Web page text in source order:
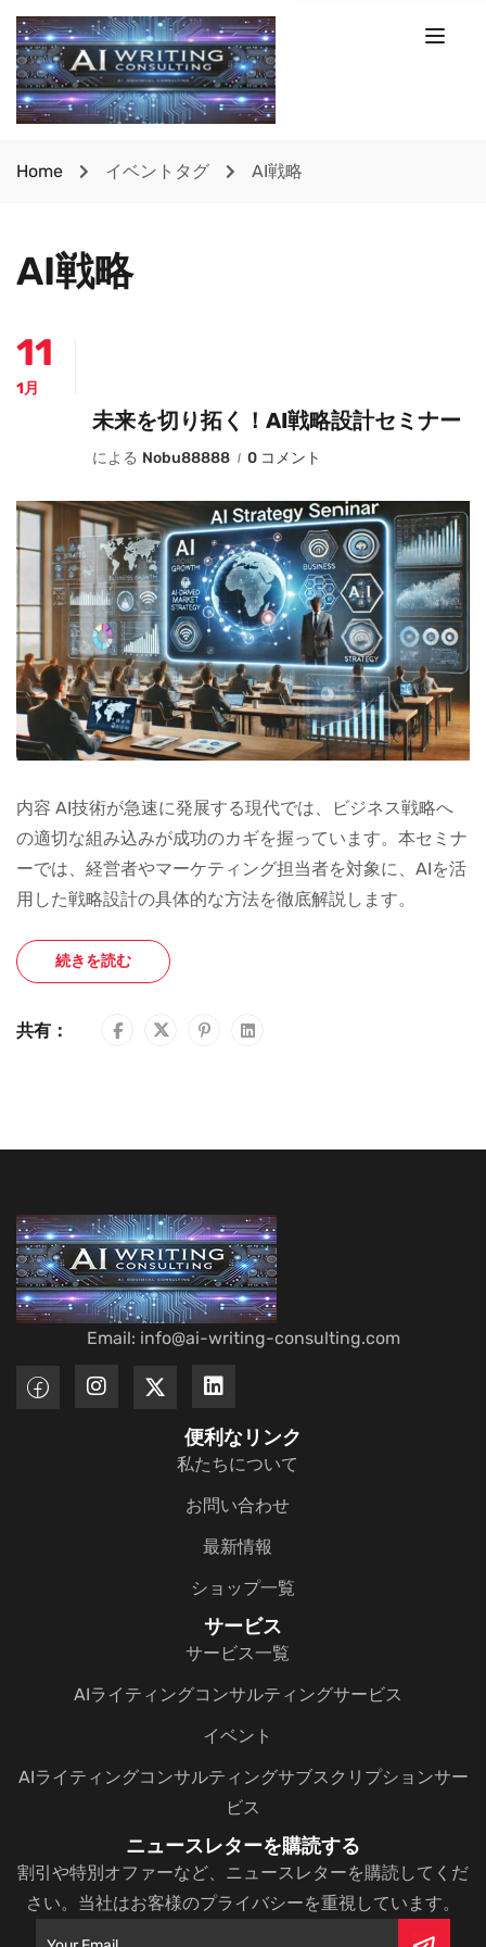
Home イベントタグ AI戦略
AI戦略
11
1月
未来を切り拓く！AI戦略設計セミナー
による Nobu88888 0 コメント
内容 AI技術が急速に発展する現代では、ビジネス戦略へ
の適切な組み込みが成功のカギを握っています。本セミナ
ーでは、経営者やマーケティング担当者を対象に、AIを活
用した戦略設計の具体的な方法を徹底解説します。
続きを読む
共有：
Email: info@ai-writing-consulting.com
便利なリンク
私たちについて
お問い合わせ
最新情報
ショップ一覧
サービス
サービス一覧
AIライティングコンサルティングサービス
イベント
AIライティングコンサルティングサブスクリプションサー
ビス
ニュースレターを購読する
割引や特別オファーなど、ニュースレターを購読してくだ
さい。当社はお客様のプライバシーを重視しています。